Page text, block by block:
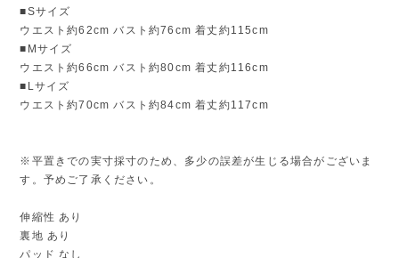
■Sサイズ
ウエスト約62cm バスト約76cm 着丈約115cm
■Mサイズ
ウエスト約66cm バスト約80cm 着丈約116cm
■Lサイズ
ウエスト約70cm バスト約84cm 着丈約117cm
※平置きでの実寸採寸のため、多少の誤差が生じる場合がございま
す。予めご了承ください。
伸縮性 あり
裏地 あり
パッド なし